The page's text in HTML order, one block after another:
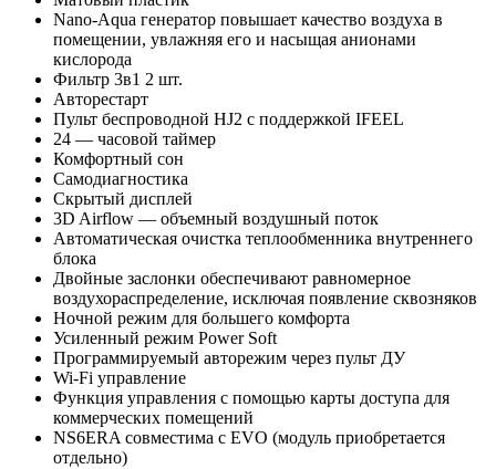
Nano-Aqua генератор повышает качество воздуха в
помещении, увлажняя его и насыщая анионами
кислорода
Фильтр 3в1 2 шт.
Авторестарт
Пульт беспроводной HJ2 с поддержкой IFEEL
24 — часовой таймер
Комфортный сон
Самодиагностика
Скрытый дисплей
3D Airflow — объемный воздушный поток
Автоматическая очистка теплообменника внутреннего
блока
Двойные заслонки обеспечивают равномерное
воздухораспределение, исключая появление сквозняков
Ночной режим для большего комфорта
Усиленный режим Power Soft
Программируемый авторежим через пульт ДУ
Wi-Fi управление
Функция управления с помощью карты доступа для
коммерческих помещений
NS6ERA совместима с EVO (модуль приобретается
отдельно)